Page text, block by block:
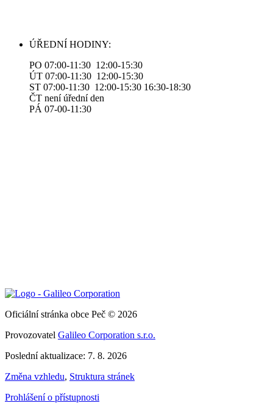
ÚŘEDNÍ HODINY:
PO 07:00-11:30 12:00-15:30
ÚT 07:00-11:30 12:00-15:30
ST 07:00-11:30 12:00-15:30 16:30-18:30
ČT není úřední den
PÁ 07-00-11:30
Oficiální stránka obce Peč © 2026
Provozovatel Galileo Corporation s.r.o.
Poslední aktualizace: 7. 8. 2026
Změna vzhledu, Struktura stránek
Prohlášení o přístupnosti